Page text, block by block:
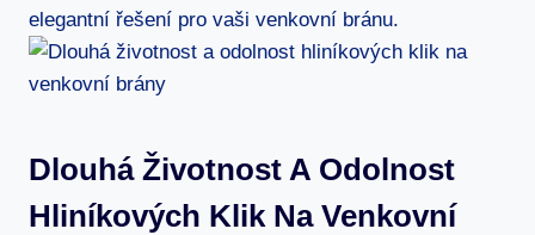
⁣elegantní řešení pro‍ vaši venkovní bránu.
Dlouhá Životnost⁢ A Odolnost
Hliníkových Klik Na Venkovní